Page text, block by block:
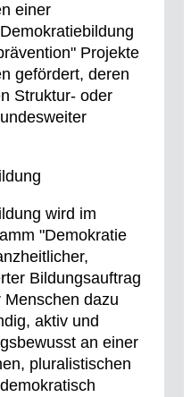
einer
Projekte
gefördert, deren
Struktur- oder
wird im
"Demokratie
Bildungsauftrag
dazu
aktiv und
an einer
pluralistischen